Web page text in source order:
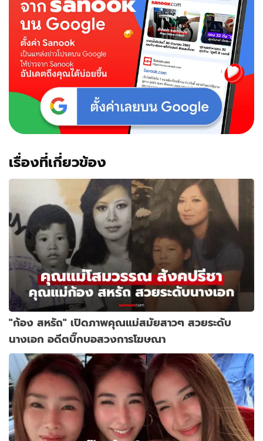
เรื่องที่เกี่ยวข้อง
"ก้อง สหรัถ" เปิดภาพคุณแม่สมัยสาวๆ สวยระดับ
นางเอก อดีตบิ๊กบอสวงการโฆษณา